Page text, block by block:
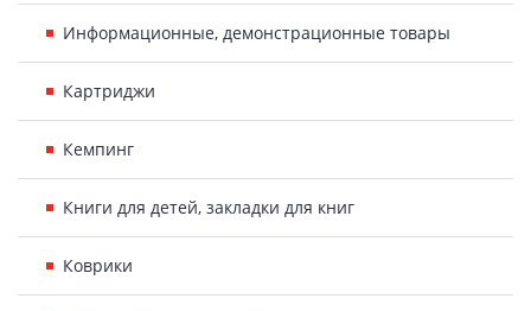
Информационные, демонстрационные товары
Картриджи
Кемпинг
Книги для детей, закладки для книг
Коврики